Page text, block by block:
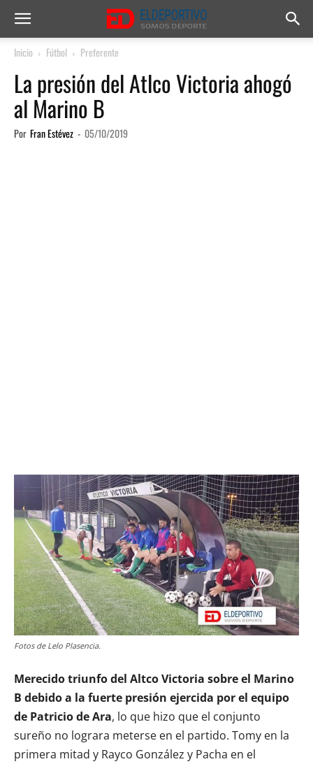
Inicio Fútbol Preferente
La presión del Atlco Victoria ahogó
al Marino B
Por Fran Estévez - 05/10/2019
Fotos de Lelo Plasencia.
Merecido triunfo del Altco Victoria sobre el Marino
B debido a la fuerte presión ejercida por el equipo
de Patricio de Ara, lo que hizo que el conjunto
sureño no lograra meterse en el partido. Tomy en la
primera mitad y Rayco González y Pacha en el